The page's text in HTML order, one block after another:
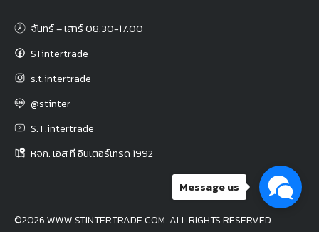
จันทร์ – เสาร์ 08.30-17.00
STintertrade
s.t.intertrade
@stinter
S.T.intertrade
หจก. เอส ที อินเตอร์เทรด 1992
©2026 WWW.STINTERTRADE.COM. ALL RIGHTS RESERVED.
Message us